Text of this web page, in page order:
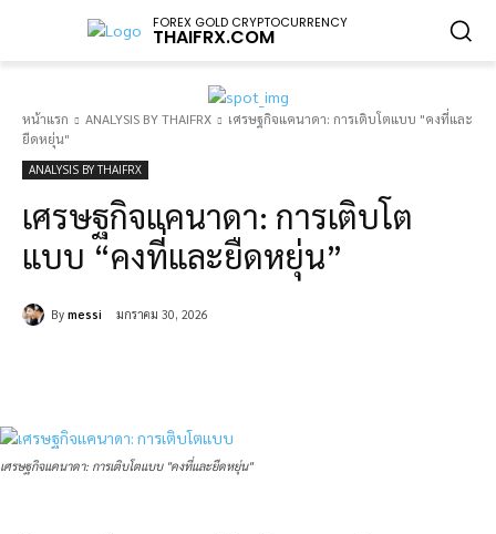
FOREX GOLD CRYPTOCURRENCY
THAIFRX.COM
หน้าแรก ANALYSIS BY THAIFRX
เศรษฐกิจแคนาดา: การเติบโตแบบ "คงที่และ
ยืดหยุ่น"
ANALYSIS BY THAIFRX
เศรษฐกิจแคนาดา: การเติบโต
แบบ “คงที่และยืดหยุ่น”
By messi มกราคม 30, 2026
เศรษฐกิจแคนาดา: การเติบโตแบบ "คงที่และยืดหยุ่น"